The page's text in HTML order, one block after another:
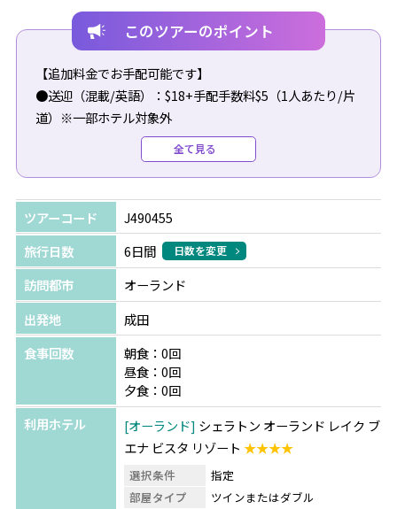
このツアーのポイント
【追加料金でお手配可能です】
●送迎（混載/英語）：$18+手配手数料$5（1人あたり/片
道）※一部ホテル対象外
●往路送迎（専用車/日本語/ホテルチェックインアシスト
付）：$300（1台あたり）
●復路送迎（専用車/日本語/空港チェックインアシスト
付）：$290（1台あたり）
＼今だけの特典！／
ウォルト・ディズニー・ワールド パークチケットをご購入
の方へ
パーク内やキャラクターダイニングでご利用いただけるギ
フトカードをプレゼント！
※パークチケット料金は日程により異なります。詳細はお
問合せください。
全て見る
ツアーコード
J490455
旅行日数
6日間 日数を変更
訪問都市
オーランド
出発地
成田
食事回数
朝食：0回
昼食：0回
夕食：0回
利用ホテル
オーランド シェラトン オーランド レイク ブ
エナ ビスタ リゾート ★★★★
選択条件
指定
部屋タイプ
ツインまたはダブル